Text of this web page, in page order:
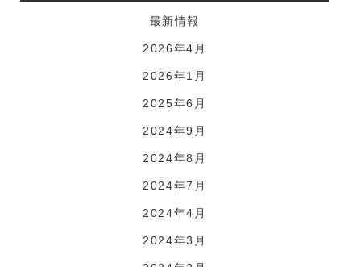
最新情報
2026年4月
2026年1月
2025年6月
2024年9月
2024年8月
2024年7月
2024年4月
2024年3月